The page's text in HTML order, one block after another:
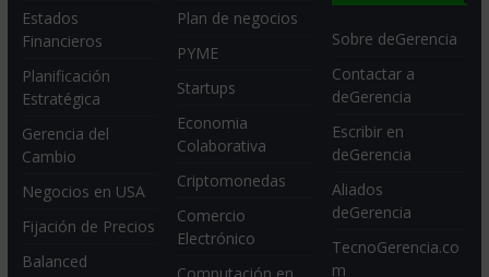
Estados
Financieros
Planificación
Estratégica
Gerencia del
Cambio
Negocios en USA
Fijación de Precios
Balanced
Plan de negocios
PYME
Startups
Economia
Colaborativa
Criptomonedas
Comercio
Electrónico
Sobre deGerencia
Contactar a
deGerencia
Escribir en
deGerencia
Aliados
deGerencia
TecnoGerencia.co
m